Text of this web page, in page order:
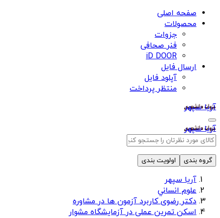
صفحه اصلی
محصولات
جزوات
فنر صحافی
iD DOOR
ارسال فایل
آپلود فایل
منتظر پرداخت
آریا سپهر
آریا سپهر
گروه بندی اولویت بندی
آریا سپهر
علوم انساني
دکتر رضوی کاربرد آزمون ها در مشاوره
اسکن تمرین عملی در آزمایشگاه مشوار